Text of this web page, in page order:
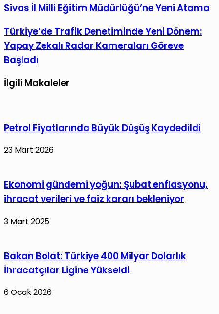
Posta
paylaş
Sivas
Milli
Eğitim
Müdürlüğü’ne
Yeni
Atama
Sivas İl Milli Eğitim Müdürlüğü’ne Yeni Atama
Türkiye’de
Trafik
Denetiminde
Yeni
Dönem:
Yapay
Kameraları
Başladı
Türkiye’de Trafik Denetiminde Yeni Dönem:
Yapay Zekalı Radar Kameraları Göreve
Başladı
İlgili Makaleler
Petrol Fiyatlarında Büyük Düşüş Kaydedildi
23 Mart 2026
Ekonomi gündemi yoğun: Şubat enflasyonu,
ihracat verileri ve faiz kararı bekleniyor
3 Mart 2025
Bakan Bolat: Türkiye 400 Milyar Dolarlık
İhracatçılar Ligine Yükseldi
6 Ocak 2026